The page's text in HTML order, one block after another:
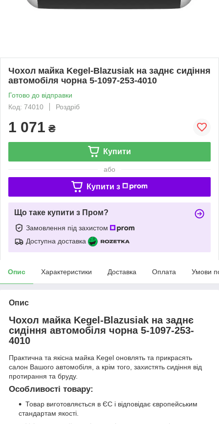
Чохол майка Kegel-Blazusiak на заднє сидіння
автомобіля чорна 5-1097-253-4010
Готово до відправки
Код: 74010
Роздріб
1 071 ₴
Купити
або
Купити з
Що таке купити з Пром?
Замовлення під захистом
Доступна доставка
Опис Характеристики Доставка Оплата Умови
Опис
Чохол майка Kegel-Blazusiak на заднє
сидіння автомобіля чорна 5-1097-253-
4010
Практична та якісна майка Kegel оновлять та прикрасять
салон Вашого автомобіля, а крім того, захистять сидіння від
протирання та бруду.
Особливості товару:
Товар виготовляється в ЄС і відповідає європейським
стандартам якості.